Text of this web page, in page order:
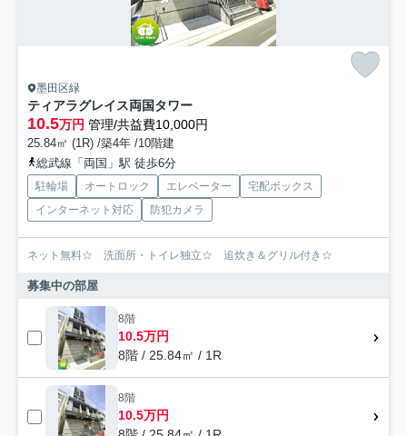
墨田区緑
ティアラグレイス両国タワー
10.5万円 管理/共益費10,000円
25.84㎡ (1R) /築4年 /10階建
総武線「両国」駅 徒歩6分
駐輪場 オートロック エレベーター
宅配ボックス
インターネット対応
防犯カメラ
ネット無料☆ 洗面所・トイレ独立☆ 追炊き＆グリル付き☆
募集中の部屋
8階
10.5万円
8階 / 25.84㎡ / 1R
8階
10.5万円